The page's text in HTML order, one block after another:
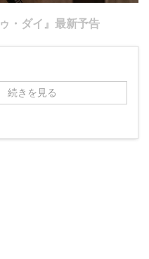
・ダイ』最新予告
続きを見る